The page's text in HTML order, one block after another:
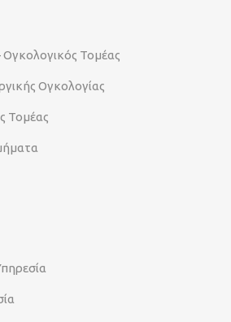
Ογκολογικός Τομέας
Ογκολογίας
Τομέας